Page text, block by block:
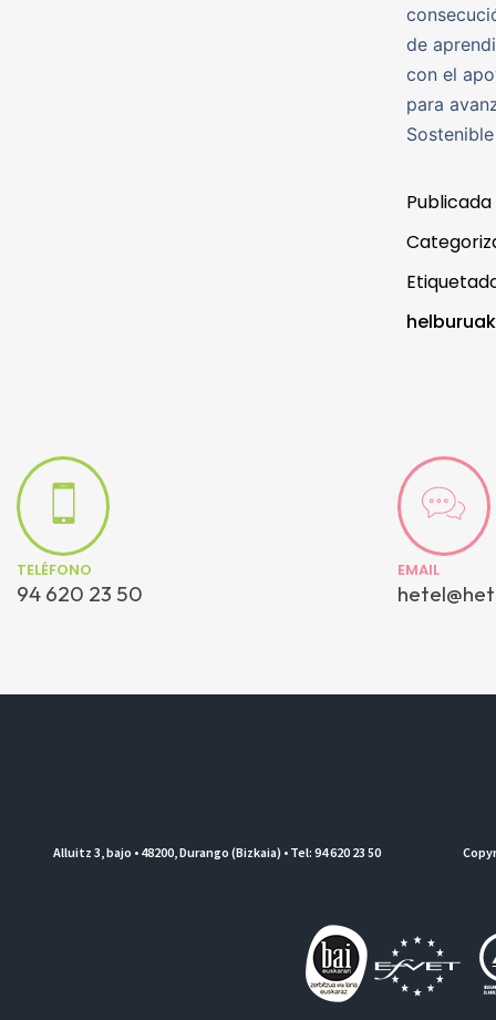
de
con el
para
helburuak
TELÉFONO
94 620 23 50
EMAIL
Alluitz 3, bajo • 48200, Durango (Bizkaia) • Tel: 94 620 23 50